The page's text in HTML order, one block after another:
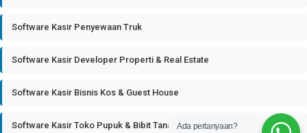
Software Kasir Penyewaan Truk
Software Kasir Developer Properti & Real Estate
Software Kasir Bisnis Kos & Guest House
Software Kasir Toko Pupuk & Bibit TanamanAda pertanyaan?